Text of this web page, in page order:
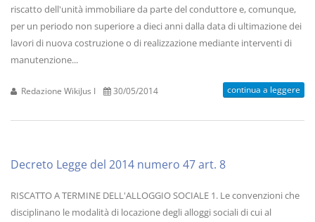
riscatto dell'unità immobiliare da parte del conduttore e, comunque,
per un periodo non superiore a dieci anni dalla data di ultimazione dei
lavori di nuova costruzione o di realizzazione mediante interventi di
manutenzione...
Redazione WikiJus I 30/05/2014 continua a leggere
Decreto Legge del 2014 numero 47 art. 8
RISCATTO A TERMINE DELL'ALLOGGIO SOCIALE 1. Le convenzioni che
disciplinano le modalità di locazione degli alloggi sociali di cui al